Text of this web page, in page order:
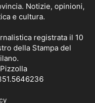
Notizie, opinioni,
e cultura.
registrata il 10
della Stampa del